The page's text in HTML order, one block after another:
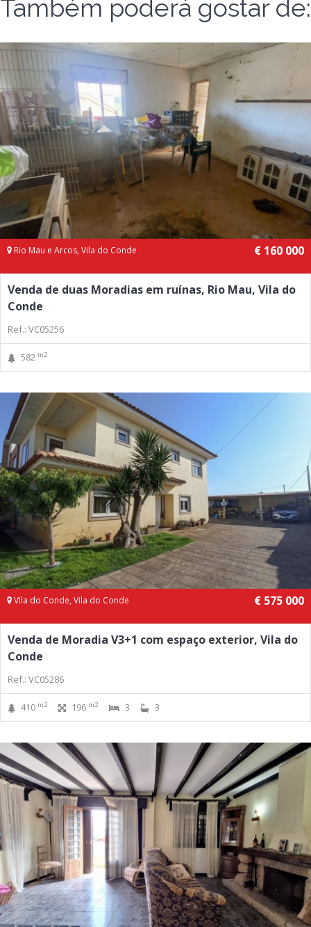
Também poderá gostar de:
Rio Mau e Arcos, Vila do Conde € 160 000
Venda de duas Moradias em ruínas, Rio Mau, Vila do
Conde
Ref.: VC05256
582 m2
Vila do Conde, Vila do Conde € 575 000
Venda de Moradia V3+1 com espaço exterior, Vila do
Conde
Ref.: VC05286
410 m2 196 m2 3 3